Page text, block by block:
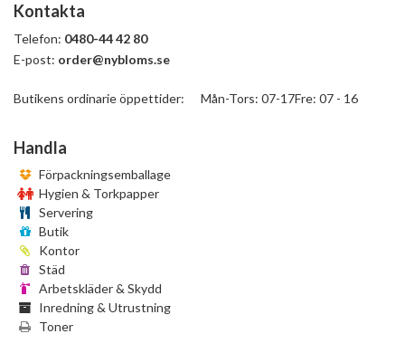
Kontakta
Telefon: 0480-44 42 80
E-post: order@nybloms.se
Butikens ordinarie öppettider: Mån-Tors: 07-17Fre: 07 - 16
Handla
Förpackningsemballage
Hygien & Torkpapper
Servering
Butik
Kontor
Städ
Arbetskläder & Skydd
Inredning & Utrustning
Toner